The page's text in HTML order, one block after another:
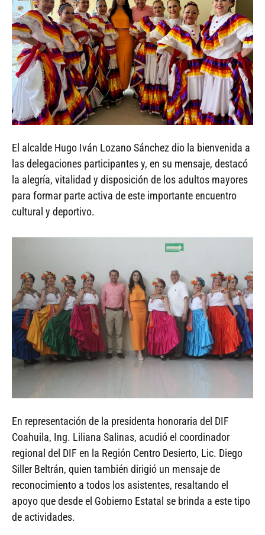
El alcalde Hugo Iván Lozano Sánchez dio la bienvenida a
las delegaciones participantes y, en su mensaje, destacó
la alegría, vitalidad y disposición de los adultos mayores
para formar parte activa de este importante encuentro
cultural y deportivo.
En representación de la presidenta honoraria del DIF
Coahuila, Ing. Liliana Salinas, acudió el coordinador
regional del DIF en la Región Centro Desierto, Lic. Diego
Siller Beltrán, quien también dirigió un mensaje de
reconocimiento a todos los asistentes, resaltando el
apoyo que desde el Gobierno Estatal se brinda a este tipo
de actividades.